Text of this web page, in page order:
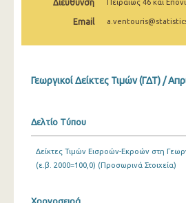
Οκτωβρίου 2024
Ιουλίου 2024
Μαΐου 2024
Απριλίου 2024
Διεύθυνση
Πειραιώς 46 και
Email
Γεωργικοί Δείκτες Τιμών (ΓΔΤ) /
Δελτίο Τύπου
Δείκτες Τιμών Εισροών-Εκροών στη
(ε.β. 2000=100,0) (Προσωρινά Στοιχεία)
Χρονοσειρά